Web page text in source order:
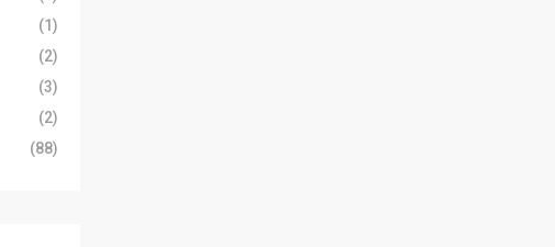
(1)
(2)
(3)
(2)
(88)